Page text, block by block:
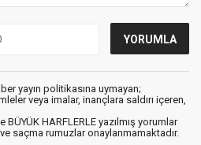
yayın politikasına uymayan;
veya imalar, inançlara saldırı içeren,
HARFLERLE yazılmış yorumlar
saçma rumuzlar onaylanmamaktadır.